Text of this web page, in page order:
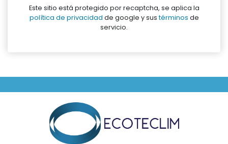
Este sitio está protegido por recaptcha, se aplica la
política de privacidad de google y sustérminos de
servicio.